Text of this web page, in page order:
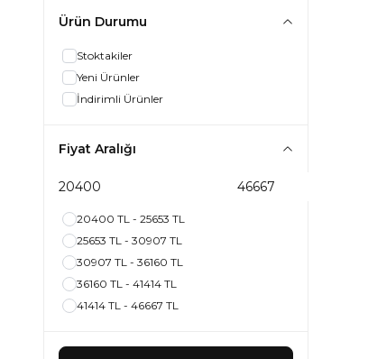
Ürün Durumu
Stoktakiler
Yeni Ürünler
İndirimli Ürünler
Fiyat Aralığı
20400 TL - 25653 TL
25653 TL - 30907 TL
30907 TL - 36160 TL
36160 TL - 41414 TL
41414 TL - 46667 TL